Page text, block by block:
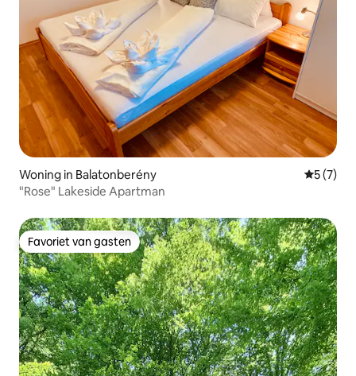
Woning in Balatonberény
5 (7)
"Rose" Lakeside Apartman
Favoriet van gasten
Favoriet van gasten